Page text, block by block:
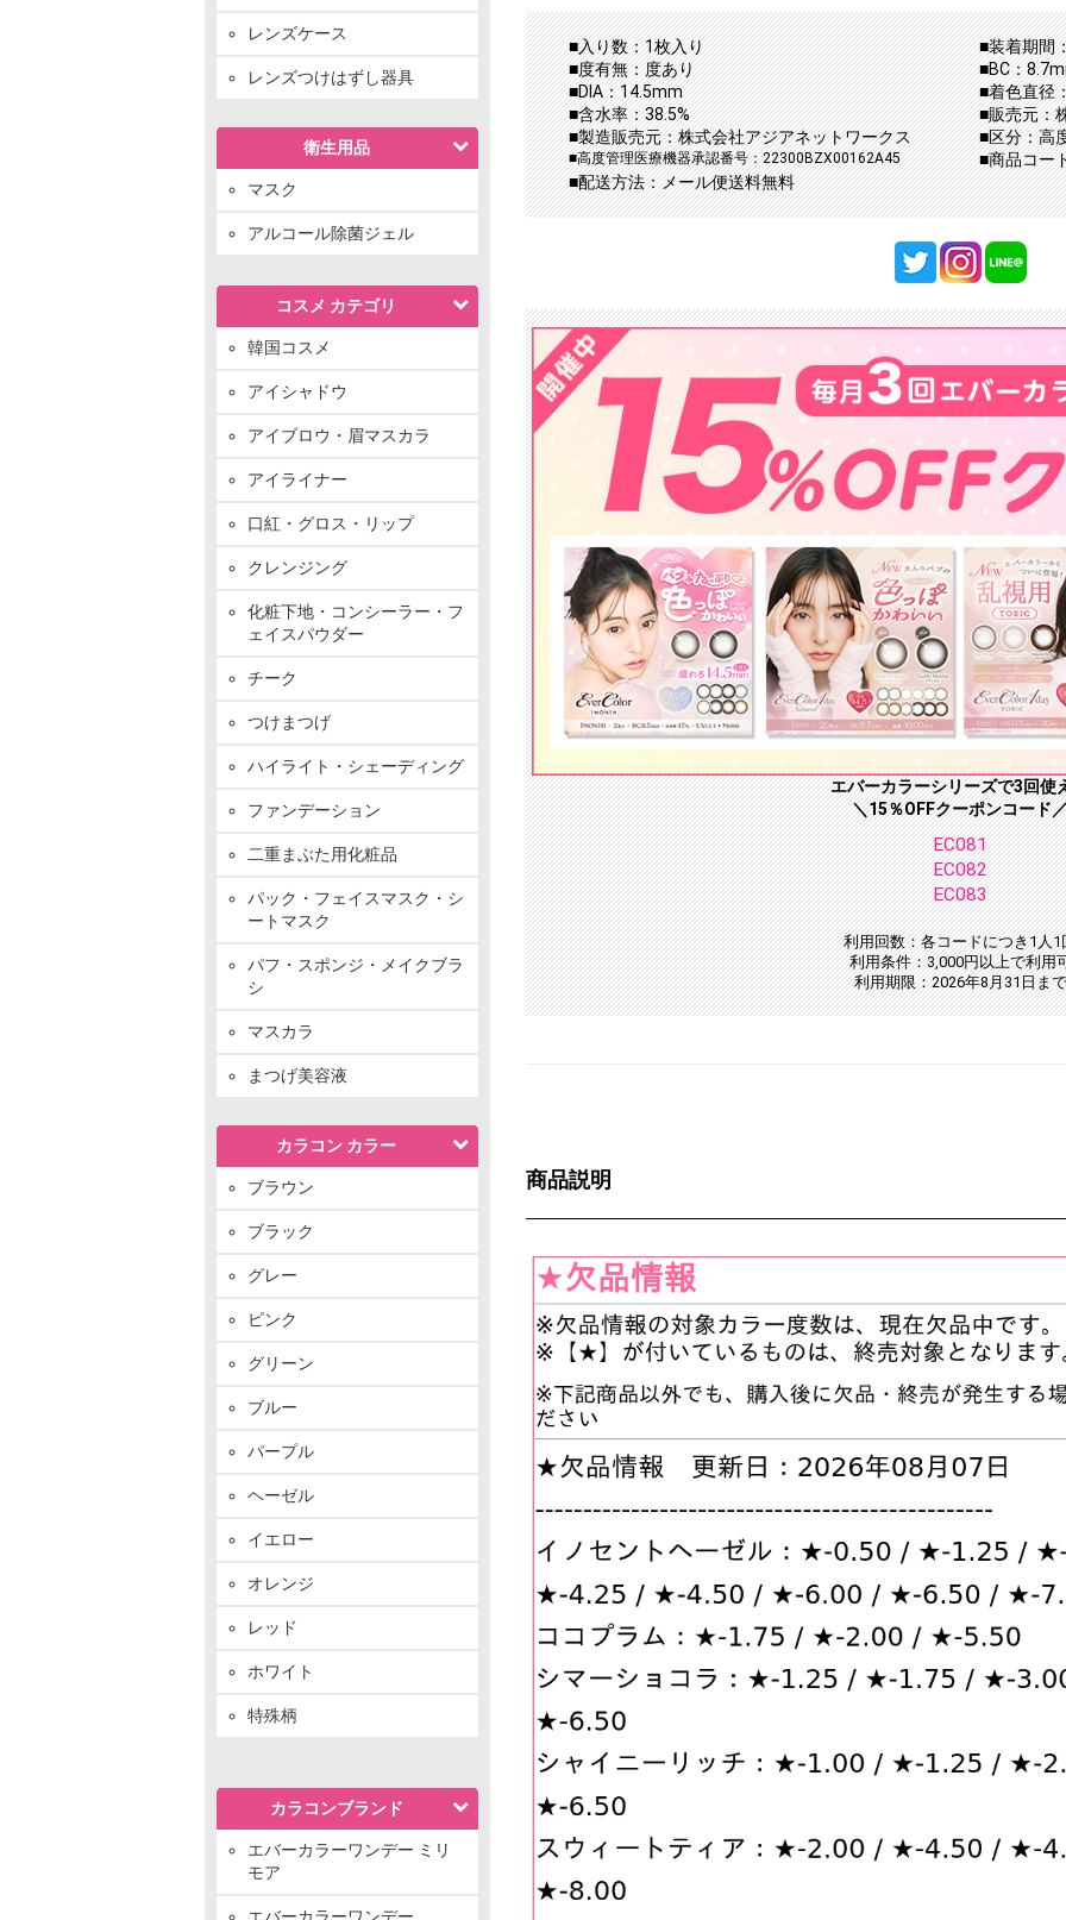
レンズケース
レンズつけはずし器具
衛生用品
マスク
アルコール除菌ジェル
コスメ カテゴリ
韓国コスメ
アイシャドウ
アイブロウ・眉マスカラ
アイライナー
口紅・グロス・リップ
クレンジング
化粧下地・コンシーラー・フ
ェイスパウダー
チーク
つけまつげ
ハイライト・シェーディング
ファンデーション
二重まぶた用化粧品
パック・フェイスマスク・シ
ートマスク
パフ・スポンジ・メイクブラ
シ
マスカラ
まつげ美容液
カラコン カラー
ブラウン
ブラック
グレー
ピンク
グリーン
ブルー
パープル
ヘーゼル
イエロー
オレンジ
レッド
ホワイト
特殊柄
カラコンブランド
エバーカラーワンデー ミリ
モア
エバーカラーワンデー
■入り数：1枚入り
■装着期間
■度有無：度あり
■BC：
■DIA：14.5mm
■着色直径
■含水率：38.5%
■販売元：
■製造販売元：株式会社アジアネットワークス
■区分：高
■高度管理医療機器承認番号：22300BZX00162A45
■商品コー
■配送方法：メール便送料無料
エバーカラーシリーズで3回使
＼15％OFFクーポンコード
EC081
EC082
EC083
利用回数：各コードにつき1人1
利用条件：3,000円以上で利用
利用期限：2026年8月31日まで
商品説明